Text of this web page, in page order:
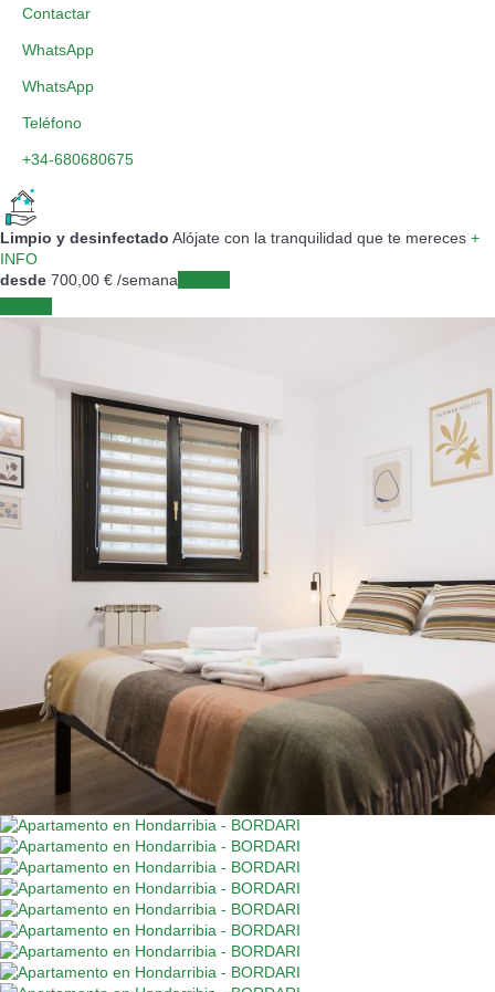
Contactar
WhatsApp
WhatsApp
Teléfono
+34-680680675
Limpio y desinfectado Alójate con la tranquilidad que te mereces +
INFO
desde 700, 00 € /semana